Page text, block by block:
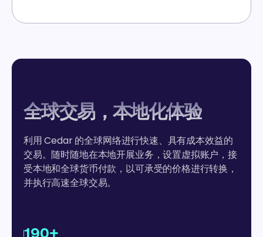
全球交易，本地化体验
利用 Cedar 的全球网络进行快速、具有成本效益的
交易。随时随地在本地开展业务，设置虚拟账户，接
受本地和全球货币付款，以可承受的价格进行转换，
并执行高速全球交易。
190+